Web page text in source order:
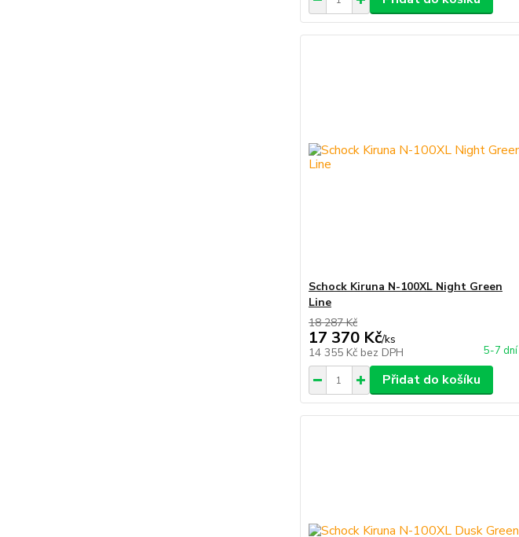
Schock Kiruna N-100XL Night Green
Line
18 287 Kč
17 370 Kč/ks
14 355 Kč bez DPH 5-7 dní
Přidat do košíku